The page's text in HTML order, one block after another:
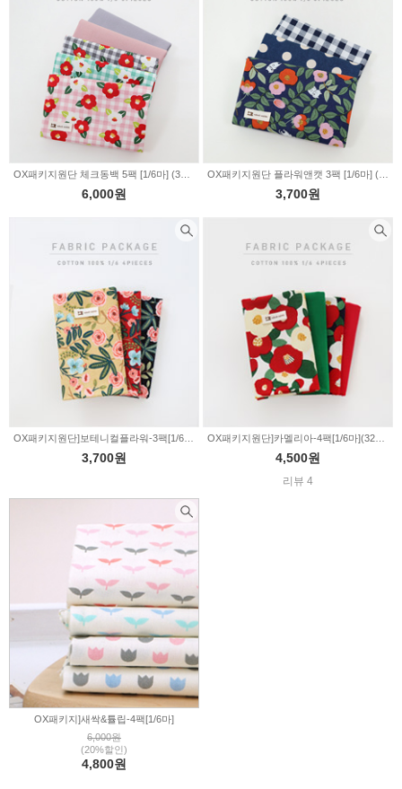
6,000원 3,700원
3,700원 4,500원
리뷰 4
OX패키지]새싹&튤립-4팩[1/6마]
6,000원
(20%할인)
4,800원